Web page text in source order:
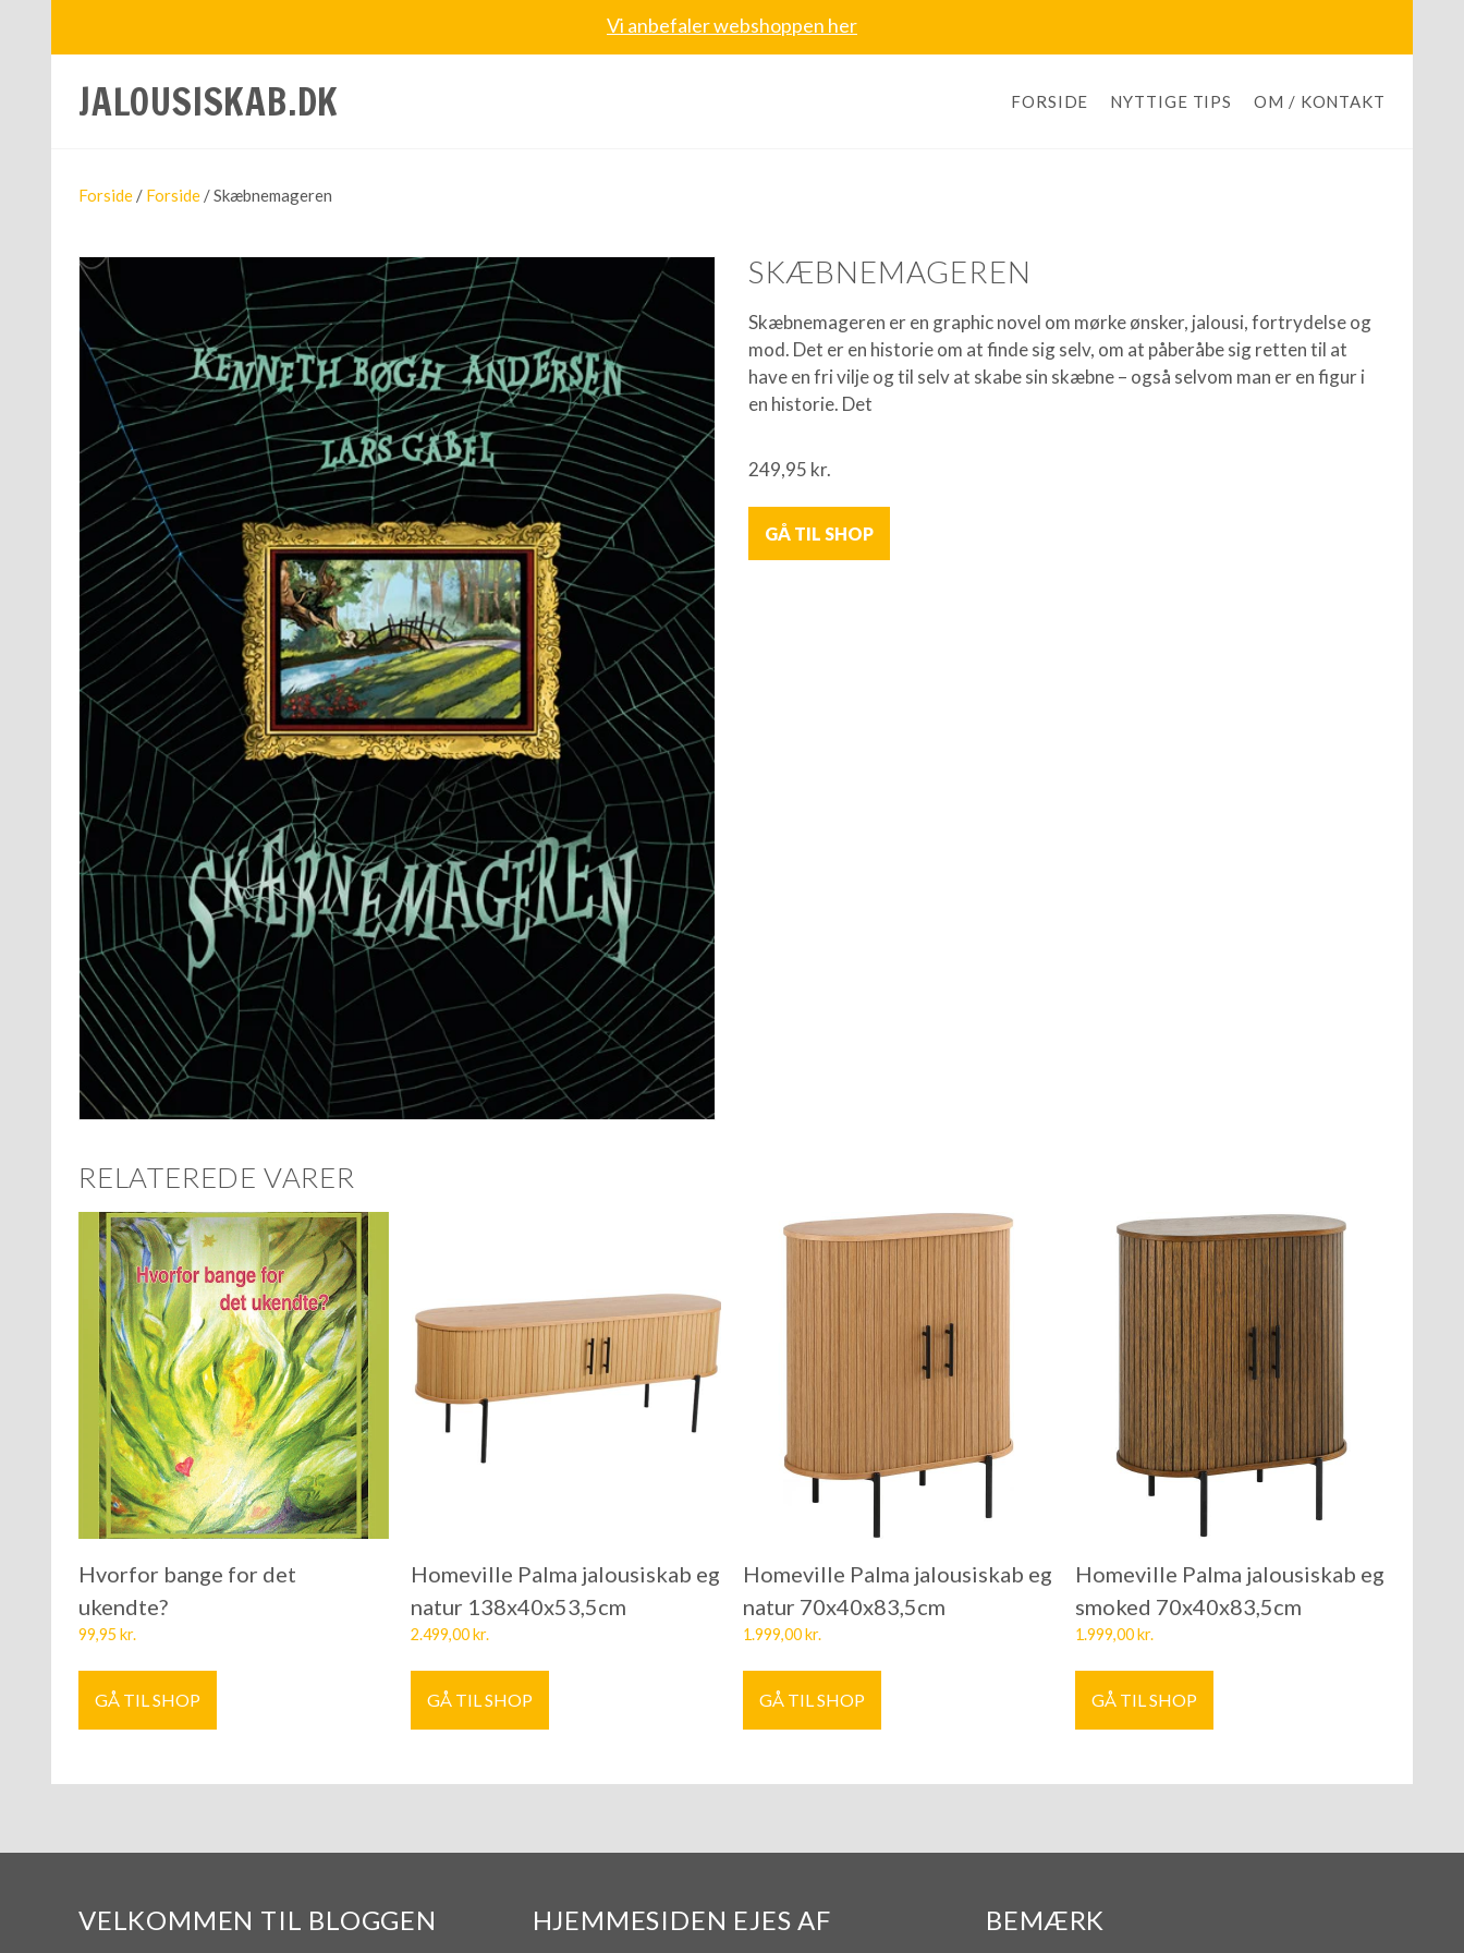
Vi anbefaler webshoppen her
JALOUSISKAB.DK FORSIDE NYTTIGE TIPS OM / KONTAKT
Forside / Forside / Skæbnemageren
SKÆBNEMAGEREN
Skæbnemageren er en graphic novel om mørke ønsker, jalousi, fortrydelse og
mod. Det er en historie om at finde sig selv, om at påberåbe sig retten til at
have en fri vilje og til selv at skabe sin skæbne – også selvom man er en figur i
en historie. Det
249,95 kr.
GÅ TIL SHOP
RELATEREDE VARER
Hvorfor bange for det
ukendte?
99,95 kr.
GÅ TIL SHOP
Homeville Palma jalousiskab eg
natur 138x40x53,5cm
2.499,00kr.
GÅ TIL SHOP
Homeville Palma jalousiskab eg
natur 70x40x83,5cm
1.999,00kr.
GÅ TIL SHOP
Homeville Palma jalousiskab eg
smoked 70x40x83,5cm
1.999,00kr.
GÅ TIL SHOP
VELKOMMEN TIL BLOGGEN HJEMMESIDEN EJES AF BEMÆRK